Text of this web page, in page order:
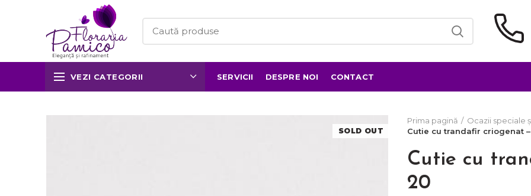
VEZI CATEGORII SERVICII DESPRE NOI CONTACT
SOLD OUT
Prima pagină
Ocazii speciale
Cutie cu trandafir criogenat
Cutie cu
20